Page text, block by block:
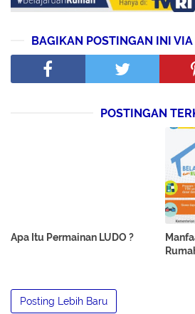
BAGIKAN POSTINGAN INI
POSTINGAN
Apa Itu Permainan LUDO ?
Posting Lebih Baru